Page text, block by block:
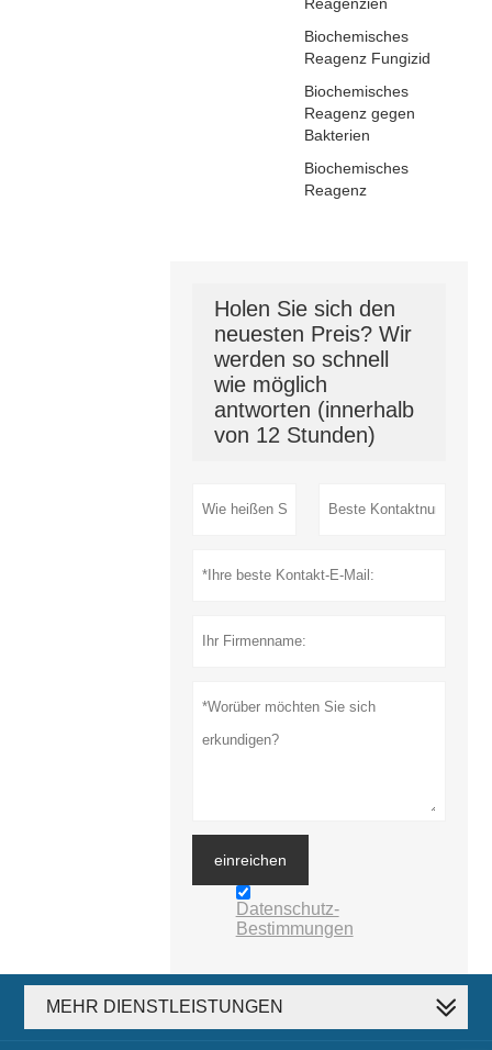
Biochemisches
Reagenz Fungizid
Biochemisches
Reagenz gegen
Bakterien
Biochemisches
Reagenz
Holen Sie sich den
neuesten Preis? Wir
werden so schnell
wie möglich
antworten (innerhalb
von 12 Stunden)
einreichen
Datenschutz-
Bestimmungen
MEHR DIENSTLEISTUNGEN